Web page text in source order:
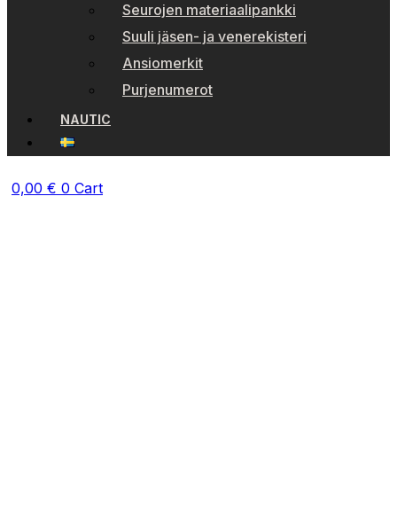
Seurojen materiaalipankki
Suuli jäsen- ja venerekisteri
Ansiomerkit
Purjenumerot
NAUTIC
0,00 € 0 Cart